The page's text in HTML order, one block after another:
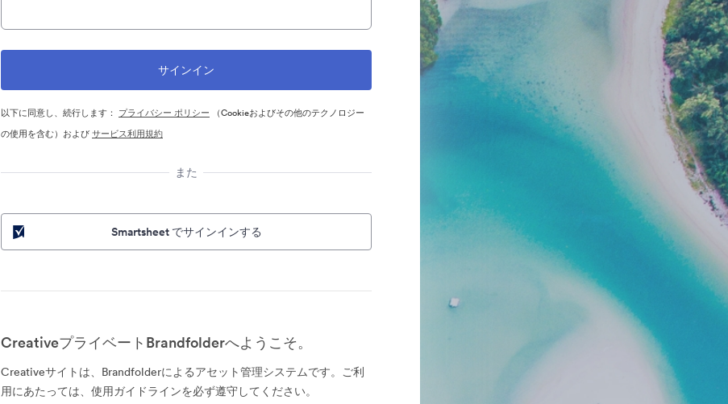
以下に同意し、続行します： プライバシー ポリシー （Cookieおよびその他のテクノロジー
の使用を含む）およびサービス利用規約
また
Smartsheet でサインインする
CreativeプライベートBrandfolderへようこそ。
Creativeサイトは、Brandfolderによるアセット管理システムです。ご利
用にあたっては、使用ガイドラインを必ず遵守してください。